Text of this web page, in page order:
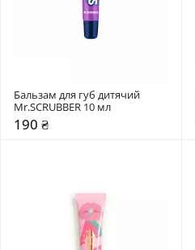
Бальзам для губ дитячий
Mr.SCRUBBER 10 мл
190 ₴